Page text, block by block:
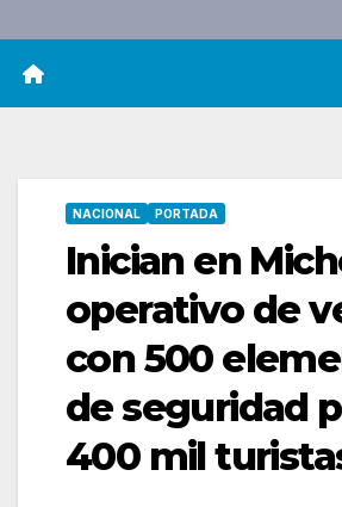
NACIONAL PORTADA
Inician en
operativo de
con 500
de seguridad
400 mil